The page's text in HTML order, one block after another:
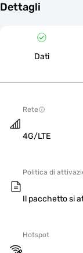
Dettagli
Dati
Rete
4G/LTE
Politica di
Il pacchetto si
Hotspot